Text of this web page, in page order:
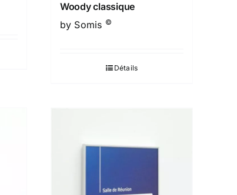
Woody classique
by Somis ©
Détails